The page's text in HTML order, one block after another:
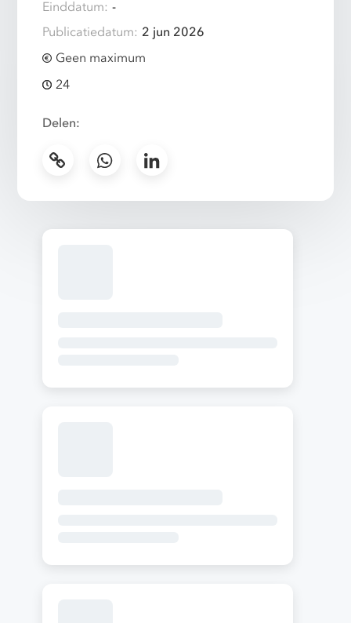
Einddatum: -
Publicatiedatum: 2 jun 2026
Geen maximum
24
Delen: